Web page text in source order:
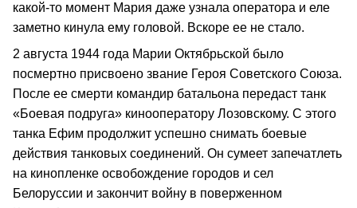
какой-то момент Мария даже узнала оператора и еле
заметно кинула ему головой. Вскоре ее не стало.
2 августа 1944 года Марии Октябрьской было
посмертно присвоено звание Героя Советского Союза.
После ее смерти командир батальона передаст танк
«Боевая подруга» кинооператору Лозовскому. С этого
танка Ефим продолжит успешно снимать боевые
действия танковых соединений. Он сумеет запечатлеть
на кинопленке освобождение городов и сел
Белоруссии и закончит войну в поверженном